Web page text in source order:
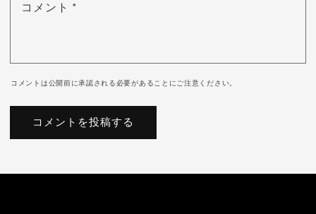
コメント *
コメントは公開前に承認される必要があることにご注意ください。